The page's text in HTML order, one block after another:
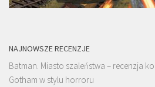
NAJNOWSZE RECENZJE
Batman. Miasto szaleństwa – recenzja
Gotham w stylu horroru